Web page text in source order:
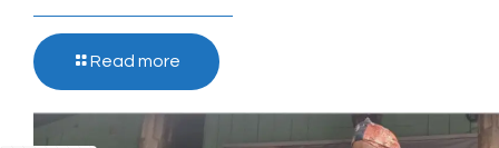
Read more